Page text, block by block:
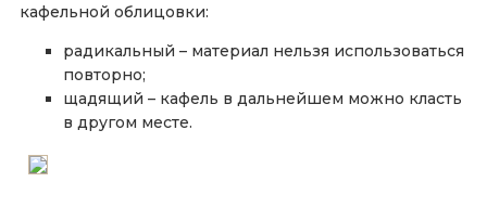
кафельной облицовки:
радикальный – материал нельзя использоваться
повторно;
щадящий – кафель в дальнейшем можно класть
в другом месте.